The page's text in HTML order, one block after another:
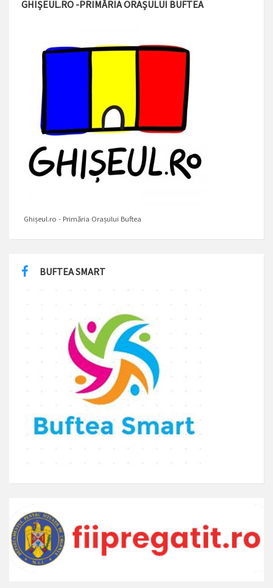
GHIȘEUL.RO -PRIMĂRIA ORAȘULUI BUFTEA
Ghișeul.ro - Primăria Orașului Buftea
BUFTEA SMART